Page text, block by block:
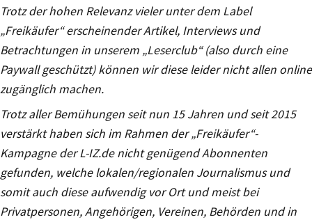
Trotz der hohen Relevanz vieler unter dem Label
„Freikäufer“ erscheinender Artikel, Interviews und
Betrachtungen in unserem „Leserclub“ (also durch eine
Paywall geschützt) können wir diese leider nicht allen online
zugänglich machen.
Trotz aller Bemühungen seit nun 15 Jahren und seit 2015
verstärkt haben sich im Rahmen der „Freikäufer“-
Kampagne der L-IZ.de nicht genügend Abonnenten
gefunden, welche lokalen/regionalen Journalismus und
somit auch diese aufwendig vor Ort und meist bei
Privatpersonen, Angehörigen, Vereinen, Behörden und in